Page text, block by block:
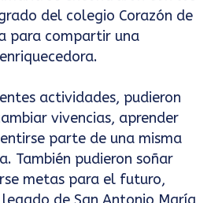
del colegio Corazón de
para compartir una
actividades, pudieron
vivencias, aprender
parte de una misma
También pudieron soñar
metas para el futuro,